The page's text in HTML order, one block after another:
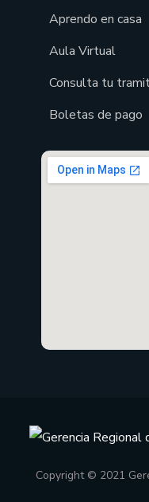
Aprendo en casa
Aula Virtual
Consulta tu
Boletas de pago
Copyright © 2021